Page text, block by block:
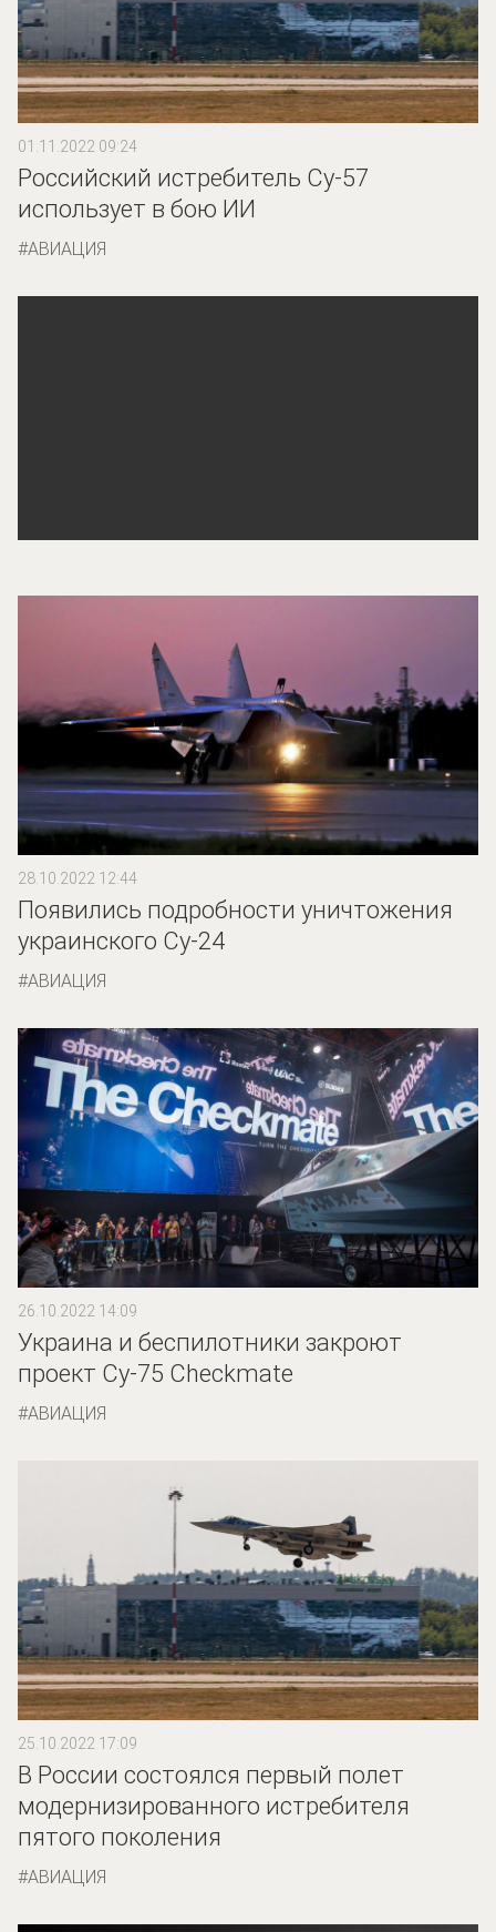
01.11.2022 09:24
Российский истребитель Су-57
использует в бою ИИ
АВИАЦИЯ
28.10.2022 12:44
Появились подробности уничтожения
украинского Су-24
АВИАЦИЯ
26.10.2022 14:09
Украина и беспилотники закроют
проект Су-75 Checkmate
АВИАЦИЯ
25.10.2022 17:09
В России состоялся первый полет
модернизированного истребителя
пятого поколения
АВИАЦИЯ